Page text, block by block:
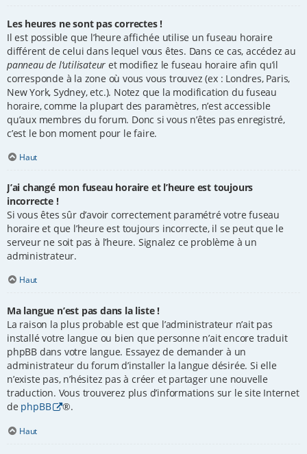
Les heures ne sont pas correctes !
Il est possible que l’heure affichée utilise un fuseau horaire
différent de celui dans lequel vous êtes. Dans ce cas, accédez au
panneau de l’utilisateur et modifiez le fuseau horaire afin qu’il
corresponde à la zone où vous vous trouvez (ex : Londres, Paris,
New York, Sydney, etc.). Notez que la modification du fuseau
horaire, comme la plupart des paramètres, n’est accessible
qu’aux membres du forum. Donc si vous n’êtes pas enregistré,
c’est le bon moment pour le faire.
Haut
J’ai changé mon fuseau horaire et l’heure est toujours
incorrecte !
Si vous êtes sûr d’avoir correctement paramétré votre fuseau
horaire et que l’heure est toujours incorrecte, il se peut que le
serveur ne soit pas à l’heure. Signalez ce problème à un
administrateur.
Haut
Ma langue n’est pas dans la liste !
La raison la plus probable est que l’administrateur n’ait pas
installé votre langue ou bien que personne n’ait encore traduit
phpBB dans votre langue. Essayez de demander à un
administrateur du forum d’installer la langue désirée. Si elle
n’existe pas, n’hésitez pas à créer et partager une nouvelle
traduction. Vous trouverez plus d’informations sur le site Internet
de phpBB ®.
Haut